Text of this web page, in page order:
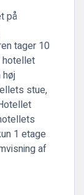
på
tager 10
hotellet
stue,
1 etage
af